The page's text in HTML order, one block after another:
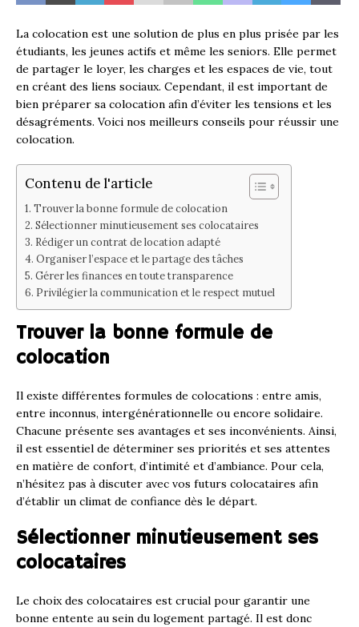
La colocation est une solution de plus en plus prisée par les
étudiants, les jeunes actifs et même les seniors. Elle permet
de partager le loyer, les charges et les espaces de vie, tout
en créant des liens sociaux. Cependant, il est important de
bien préparer sa colocation afin d’éviter les tensions et les
désagréments. Voici nos meilleurs conseils pour réussir une
colocation.
Contenu de l'article
Trouver la bonne formule de colocation
Sélectionner minutieusement ses colocataires
Rédiger un contrat de location adapté
Organiser l’espace et le partage des tâches
Gérer les finances en toute transparence
Privilégier la communication et le respect mutuel
Trouver la bonne formule de
colocation
Il existe différentes formules de colocations : entre amis,
entre inconnus, intergénérationnelle ou encore solidaire.
Chacune présente ses avantages et ses inconvénients. Ainsi,
il est essentiel de déterminer ses priorités et ses attentes
en matière de confort, d’intimité et d’ambiance. Pour cela,
n’hésitez pas à discuter avec vos futurs colocataires afin
d’établir un climat de confiance dès le départ.
Sélectionner minutieusement ses
colocataires
Le choix des colocataires est crucial pour garantir une
bonne entente au sein du logement partagé. Il est donc